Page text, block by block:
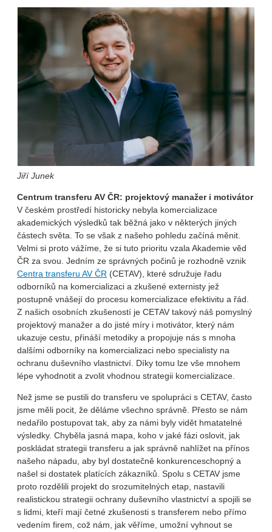
Jiří Junek
Centrum transferu AV ČR: projektový manažer i motivátor
V českém prostředí historicky nebyla komercializace
akademických výsledků tak běžná jako v některých jiných
částech světa. To se však z našeho pohledu začíná měnit.
Velmi si proto vážíme, že si tuto prioritu vzala Akademie věd
ČR za svou. Jedním ze správných počinů je rozhodně vznik
Centra transferu AV ČR (CETAV), které sdružuje řadu
odborníků na komercializaci a zkušené externisty jež
postupně vnášejí do procesu komercializace efektivitu a řád.
Z našich osobních zkušeností je CETAV takový náš pomyslný
projektový manažer a do jisté míry i motivátor, který nám
ukazuje cestu, přináší metodiky a propojuje nás s mnoha
dalšími odborníky na komercializaci nebo specialisty na
ochranu duševního vlastnictví. Díky tomu lze vše mnohem
lépe vyhodnotit a zvolit vhodnou strategii komercializace.
Než jsme se pustili do transferu ve spolupráci s CETAV, často
jsme měli pocit, že děláme všechno správně. Přesto se nám
nedařilo postupovat tak, aby za námi byly vidět hmatatelné
výsledky. Chyběla jasná mapa, koho v jaké fázi oslovit, jak
poskládat strategii transferu a jak správně nahlížet na přínos
našeho nápadu, aby byl dostatečně konkurenceschopný a
našel si dostatek platících zákazníků. Spolu s CETAV jsme
proto rozdělili projekt do srozumitelných etap, nastavili
realistickou strategii ochrany duševního vlastnictví a spojili se
s lidmi, kteří mají četné zkušenosti s transferem nebo přímo
vedením firem, což nám, jak věříme, umožní vyhnout se